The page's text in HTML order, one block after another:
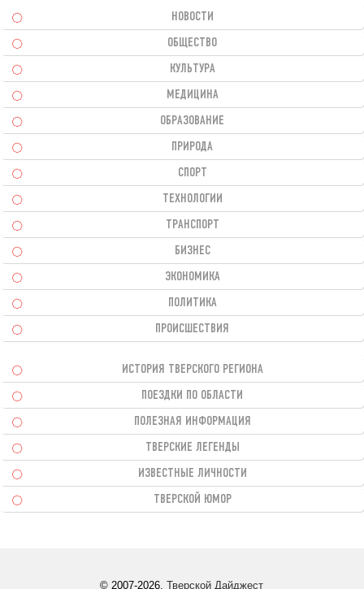
НОВОСТИ
ОБЩЕСТВО
КУЛЬТУРА
МЕДИЦИНА
ОБРАЗОВАНИЕ
ПРИРОДА
СПОРТ
ТЕХНОЛОГИИ
ТРАНСПОРТ
БИЗНЕС
ЭКОНОМИКА
ПОЛИТИКА
ПРОИСШЕСТВИЯ
ИСТОРИЯ ТВЕРСКОГО РЕГИОНА
ПОЕЗДКИ ПО ОБЛАСТИ
ПОЛЕЗНАЯ ИНФОРМАЦИЯ
ТВЕРСКИЕ ЛЕГЕНДЫ
ИЗВЕСТНЫЕ ЛИЧНОСТИ
ТВЕРСКОЙ ЮМОР
© 2007-2026.Тверской Дайджест